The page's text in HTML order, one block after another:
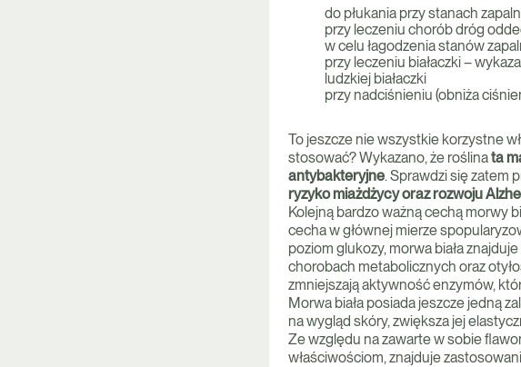
do płukania przy stanach
przy leczeniu chorób dróg
w celu łagodzenia stanów
przy leczeniu białaczki –
ludzkiej białaczki
przy nadciśnieniu (obniża
To jeszcze nie wszystkie korzystne
stosować? Wykazano, że roślinata
antybakteryjne. Sprawdzi się zatem
ryzyko miażdżycy oraz rozwoju
Kolejną bardzo ważną cechą morwy
cecha w głównej mierze
poziom glukozy, morwa biała
chorobach metabolicznych oraz
zmniejszają aktywność enzymów,
Morwa biała posiada jeszcze jedną
na wygląd skóry, zwiększa jej
Ze względu na zawarte w sobie
właściwościom, znajduje